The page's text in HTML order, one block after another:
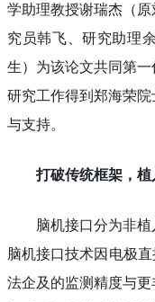
学助理教授谢瑞杰（
究员韩飞、研究助理
生）为该论文共同第一
研究工作得到郑海荣
与支持。
打破传统框架，
脑机接口分为非
脑机接口技术因电极
法企及的监测精度与